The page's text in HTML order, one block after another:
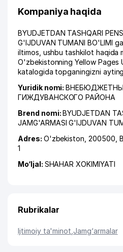
Kompaniya haqida
BYUDJETDAN TASHQARI
G'IJDUVAN TUMANI BO'LIMI
iltimos, ushbu tashkilot haqida
O'zbekistonning Yellow Pages
katalogida topganingizni
Yuridik nomi:
ГИЖДУВАНСКОГО РАЙОНА
Brend nomi:BYUDJETDAN
JAMG'ARMASI G'IJDUVAN
Adres: O'zbekiston, 200500,
1
Mo‘ljal: SHAHAR XOKIMIYATI
Rubrikalar
Ijtimoiy ta'minot ,Jamg‘armalar